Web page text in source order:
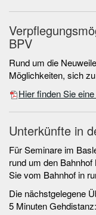
BPV
Rund um die
Möglichkeiten, sich
​Hier finden Sie
Unterkünfte in
Für Seminare im
rund um den
Sie vom Bahnhof in
Die nächstgelegene
5 Minuten Gehdistanz: